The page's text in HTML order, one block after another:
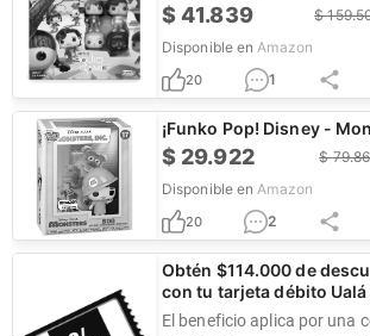
$41.839 $
Disponible en Amazon
20 1
¡Funko Pop! Disney -
$ 29.922 $
Disponible en Amazon
20 2
Obtén $114.000 de
con tu tarjeta débito Ualá
El beneficio aplica por una